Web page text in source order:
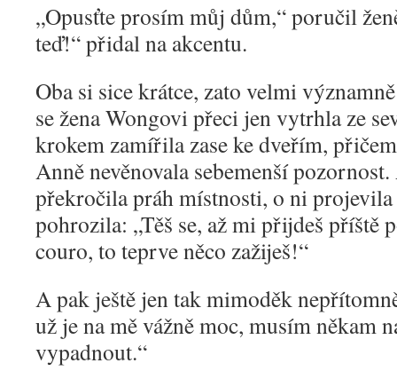
„Opusťte prosím můj dům,“ poručil
teď!“ přidal na akcentu.
Oba si sice krátce, zato velmi
se žena Wongovi přeci jen vytrhla ze
krokem zamířila zase ke dveřím,
Anně nevěnovala sebemenší
překročila práh místnosti, o ni
pohrozila: „Těš se, až mi přijdeš příště
couro, to teprve něco zažiješ!“
A pak ještě jen tak mimoděk
už je na mě vážně moc, musím někam
vypadnout.“